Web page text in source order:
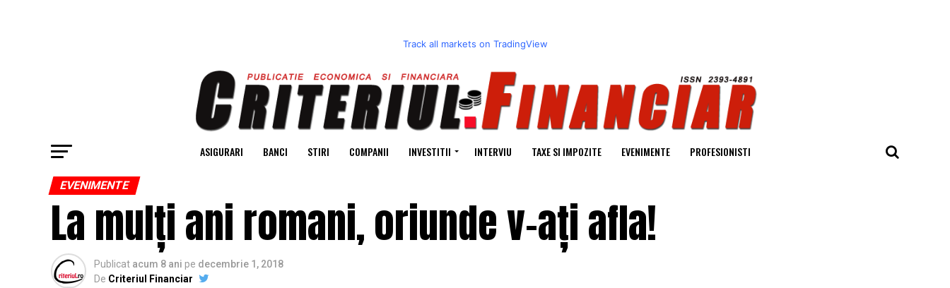
Track all markets on TradingView
ASIGURARI BANCI STIRI COMPANII INVESTITII INTERVIU TAXE SI IMPOZITE EVENIMENTE PROFESIONISTI
EVENIMENTE
La mulți ani romani, oriunde v-ați afla!
Publicat acum 8 ani pe decembrie 1, 2018
De Criteriul Financiar